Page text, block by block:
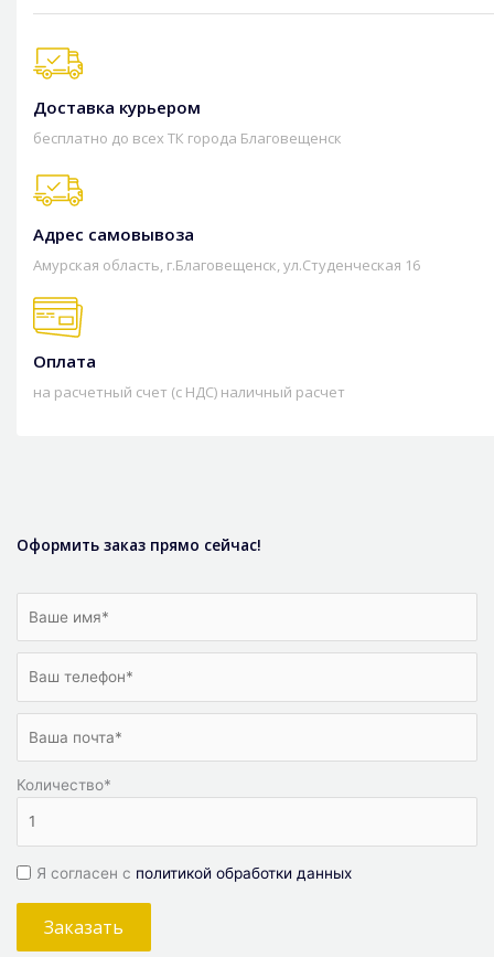
Доставка курьером
бесплатно до всех ТК города Благовещенск
Адрес самовывоза
Амурская область, г.Благовещенск, ул.Студенческая 16
Оплата
на расчетный счет (с НДС) наличный расчет
Оформить заказ прямо сейчас!
Количество*
Я согласен с политикой обработки данных
Заказать